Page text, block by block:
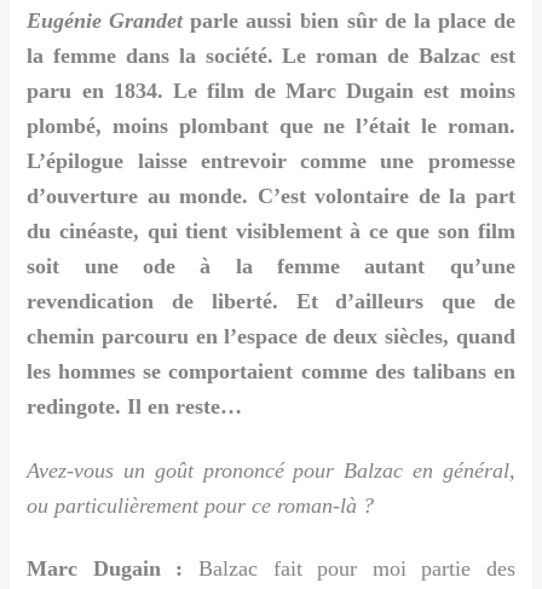
Eugénie Grandetparle aussi bien sûr de la place de
la femme dans la société. Le roman de Balzac est
paru en 1834. Le film de Marc Dugain est moins
plombé, moins plombant que ne l’était le roman.
L’épilogue laisse entrevoir comme une promesse
d’ouverture au monde. C’est volontaire de la part
du cinéaste, qui tient visiblement à ce que son film
soit une ode à la femme autant qu’une
revendication de liberté. Et d’ailleurs que de
chemin parcouru en l’espace de deux siècles, quand
les hommes se comportaient comme des talibans en
redingote. Il en reste…
Avez-vous un goût prononcé pour Balzac en général,
ou particulièrement pour ce roman-là ?
Marc Dugain : Balzac fait pour moi partie des